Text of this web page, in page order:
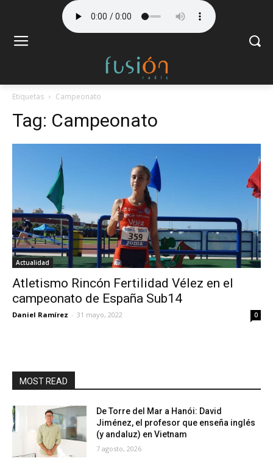
Etiquetas Campeonato
Tag: Campeonato
Actualidad
Atletismo Rincón Fertilidad Vélez en el
campeonato de España Sub14
Daniel Ramírez - 31 mayo, 2022 0
MOST READ
De Torre del Mar a Hanói: David
Jiménez, el profesor que enseña inglés
(y andaluz) en Vietnam
7 agosto, 2026